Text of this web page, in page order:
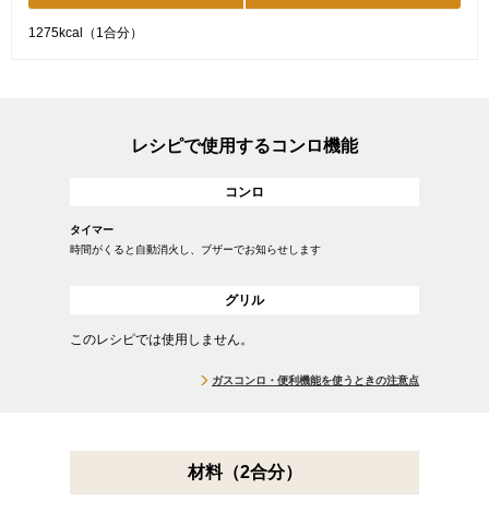
1275kcal（1合分）
レシピで使用するコンロ機能
コンロ
タイマー
時間がくると自動消火し、ブザーでお知らせします
グリル
このレシピでは使用しません。
ガスコンロ・便利機能を使うときの注意点
材料（2合分）